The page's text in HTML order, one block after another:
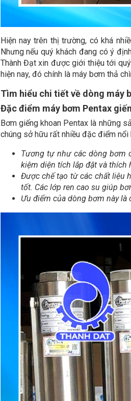
Hiện nay trên thị trường, có khá
Nhưng nếu quý khách đang có ý
Thành Đạt xin được giới thiệu tới
hiện nay, đó chính là máy bơm thả
Tìm hiểu chi tiết về dòng máy
Đặc điểm máy bơm Pentax
Bơm giếng khoan Pentax là những
chúng sở hữu rất nhiều đặc điểm nổi
Tương tự như các dòng bơm
kiệm diện tích lắp đặt và thích
Được chế tạo từ các chất liệu
tốt. Các lớp ren cao su giúp
Ưu điểm của dòng bơm này